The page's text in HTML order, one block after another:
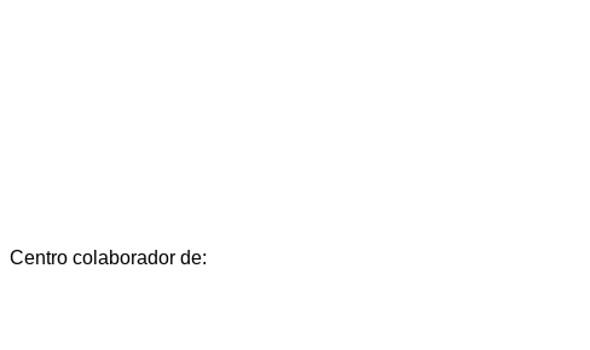
Centro colaborador de: